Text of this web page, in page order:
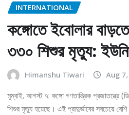
INTERNATIONAL
কঙ্গোতে ইবোলার
৩৩০ শিশুর মৃত্যু:
Himanshu Tiwari Aug
মুম্বাই, আগস্ট ৭: কঙ্গো গণতান্ত্রিক প্রজাতন্ত্রে
শিশুর মৃত্যু হয়েছে। এই প্রাদুর্ভাবের সবচেয়ে